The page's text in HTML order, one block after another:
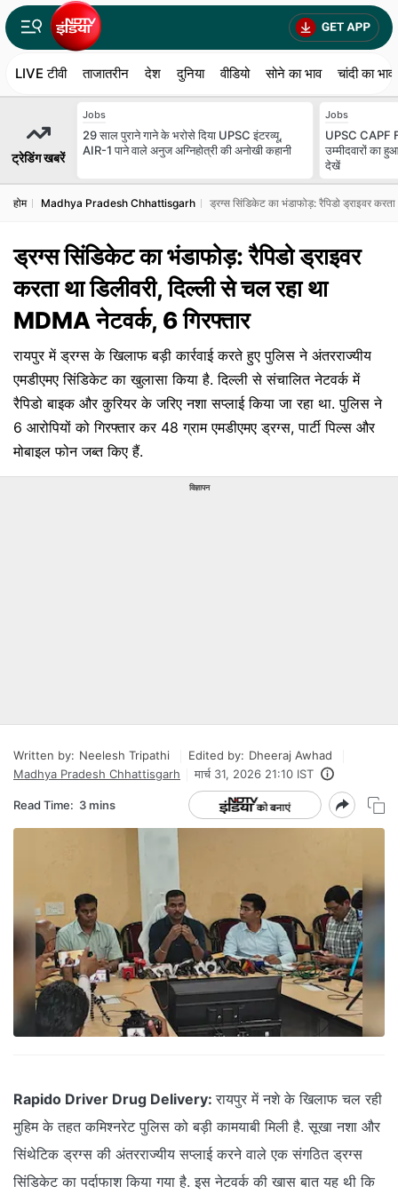
LIVE टीवी ताजातरीन देश दुनिया वीडियो सोने का भाव चांदी का भाव
ट्रेडिंग खबरें
Jobs
29 साल पुराने गाने के भरोसे दिया UPSC इंटरव्यू,
AIR-1 पाने वाले अनुज अग्निहोत्री की अनोखी कहानी
Jobs
UPSC CAPF
उम्मीदवारों का
देखें
होम Madhya Pradesh Chhattisgarh ड्रग्स सिंडिकेट का भंडाफोड़: रैपिडो ड्राइवर
ड्रग्स सिंडिकेट का भंडाफोड़: रैपिडो ड्राइवर
करता था डिलीवरी, दिल्ली से चल रहा था
MDMA नेटवर्क, 6 गिरफ्तार
रायपुर में ड्रग्स के खिलाफ बड़ी कार्रवाई करते हुए पुलिस ने अंतरराज्यीय
एमडीएमए सिंडिकेट का खुलासा किया है. दिल्ली से संचालित नेटवर्क में
रैपिडो बाइक और कुरियर के जरिए नशा सप्लाई किया जा रहा था. पुलिस ने
6 आरोपियों को गिरफ्तार कर 48 ग्राम एमडीएमए ड्रग्स, पार्टी पिल्स और
मोबाइल फोन जब्त किए हैं.
विज्ञापन
Written by: Neelesh Tripathi Edited by: Dheeraj Awhad
Madhya Pradesh Chhattisgarh
मार्च 31, 2026 21:10 IST
Read Time: 3 mins
Rapido Driver Drug Delivery:रायपुर में नशे के खिलाफ चल रही
मुहिम के तहत कमिश्नरेट पुलिस को बड़ी कामयाबी मिली है. सूखा नशा और
सिंथेटिक ड्रग्स की अंतरराज्यीय सप्लाई करने वाले एक संगठित ड्रग्स
सिंडिकेट का पर्दाफाश किया गया है. इस नेटवर्क की खास बात यह थी कि